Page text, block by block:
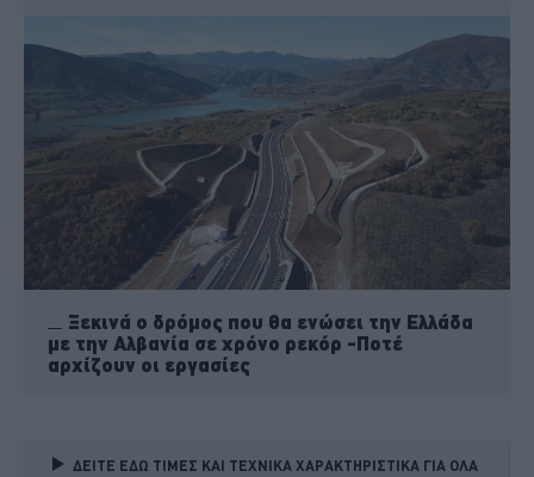
Ξεκινά ο δρόμος που θα ενώσει την Ελλάδα
με την Αλβανία σε χρόνο ρεκόρ -Ποτέ
αρχίζουν οι εργασίες
ΔΕΙΤΕ ΕΔΩ ΤΙΜΕΣ ΚΑΙ ΤΕΧΝΙΚΑ ΧΑΡΑΚΤΗΡΙΣΤΙΚΑ ΓΙΑ ΟΛΑ